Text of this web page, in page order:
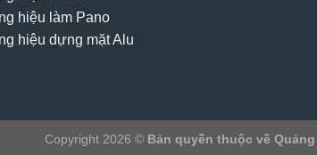
hiệu làm Pano
hiệu dựng mặt Alu
Copyright 2026 © Bản quyền thuộc về Quảng